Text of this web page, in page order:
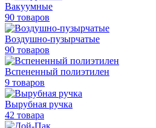
Вакуумные
90 товаров
Воздушно-пузырчатые
90 товаров
Вспененный полиэтилен
9 товаров
Вырубная ручка
42 товара